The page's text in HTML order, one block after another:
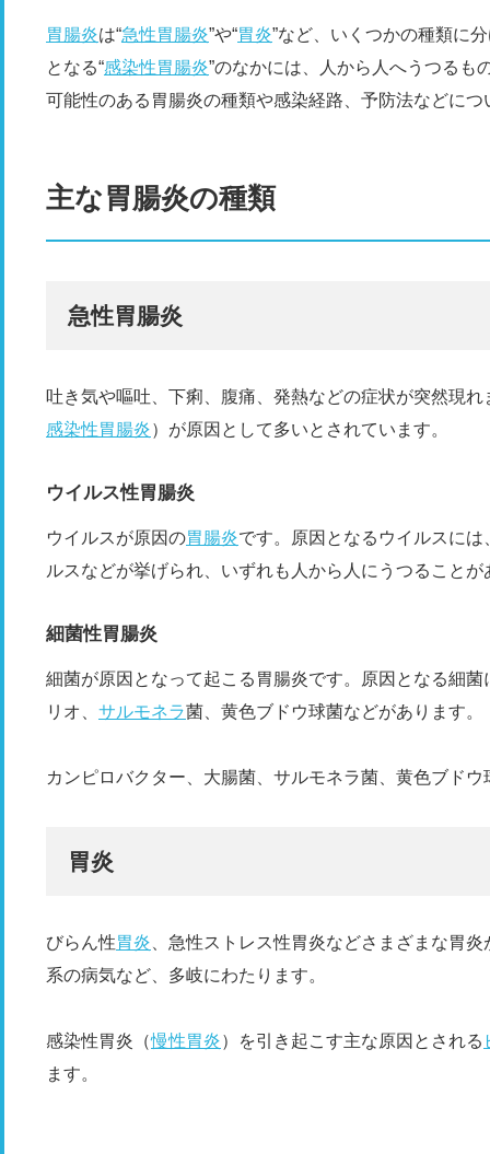
胃腸炎は“急性胃腸炎”や“胃炎”など、いくつかの種類に
となる“感染性胃腸炎”のなかには、人から人へうつるも
可能性のある胃腸炎の種類や感染経路、予防法などにつ
主な胃腸炎の種類
急性胃腸炎
吐き気や嘔吐、下痢、腹痛、発熱などの症状が突然現れ
感染性胃腸炎）が原因として多いとされています。
ウイルス性胃腸炎
ウイルスが原因の胃腸炎です。原因となるウイルスには
ルスなどが挙げられ、いずれも人から人にうつることが
細菌性胃腸炎
細菌が原因となって起こる胃腸炎です。原因となる細
リオ、 サルモネラ菌、黄色ブドウ球菌などがあります。
カンピロバクター、大腸菌、サルモネラ菌、黄色ブド
胃炎
びらん性胃炎 、急性ストレス性胃炎などさまざまな胃
系の病気など、多岐にわたります。
感染性胃炎（慢性胃炎）を引き起こす主な原因とされる
ます。